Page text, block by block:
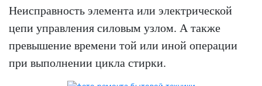
Неисправность элемента или электрической
цепи управления силовым узлом. А также
превышение времени той или иной операции
при выполнении цикла стирки.